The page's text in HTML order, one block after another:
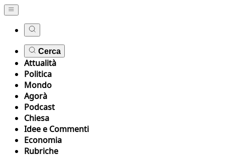
Cerca
Attualità
Politica
Mondo
Agorà
Podcast
Chiesa
Idee e Commenti
Economia
Rubriche